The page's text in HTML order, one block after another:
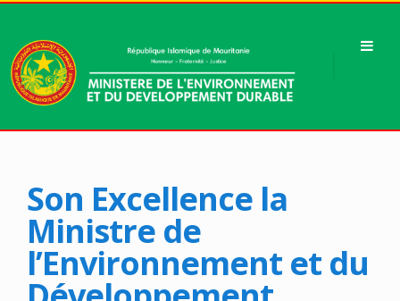
Son Excellence la
Ministre de
l’Environnement et du